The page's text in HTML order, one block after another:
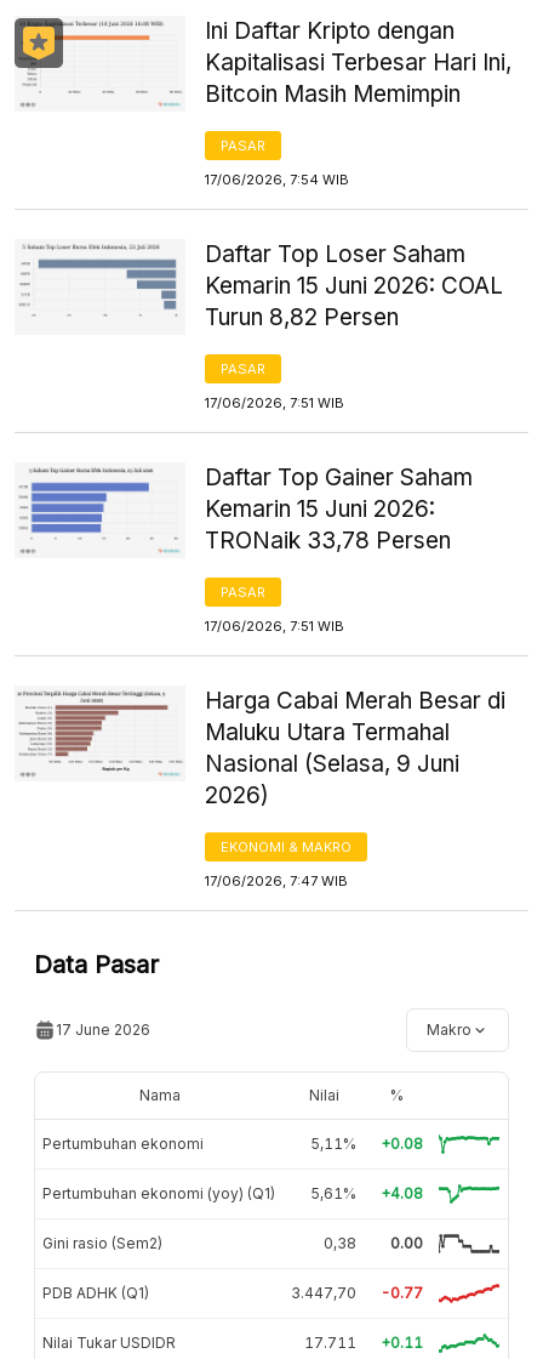
Ini Daftar Kripto dengan
Kapitalisasi Terbesar Hari Ini,
Bitcoin Masih Memimpin
PASAR
17/06/2026, 7:54 WIB
Daftar Top Loser Saham
Kemarin 15 Juni 2026: COAL
Turun 8,82 Persen
PASAR
17/06/2026, 7:51 WIB
Daftar Top Gainer Saham
Kemarin 15 Juni 2026:
TRONaik 33,78 Persen
PASAR
17/06/2026, 7:51 WIB
Harga Cabai Merah Besar di
Maluku Utara Termahal
Nasional (Selasa, 9 Juni
2026)
EKONOMI & MAKRO
17/06/2026, 7:47 WIB
Data Pasar
17 June 2026 Makro
Nama Nilai %
Pertumbuhan ekonomi 5,11% +0.08
Pertumbuhan ekonomi (yoy) (Q1) 5,61% +4.08
Gini rasio (Sem2) 0,38 0.00
PDB ADHK (Q1) 3.447,70 -0.77
Nilai Tukar USDIDR 17.711 +0.11